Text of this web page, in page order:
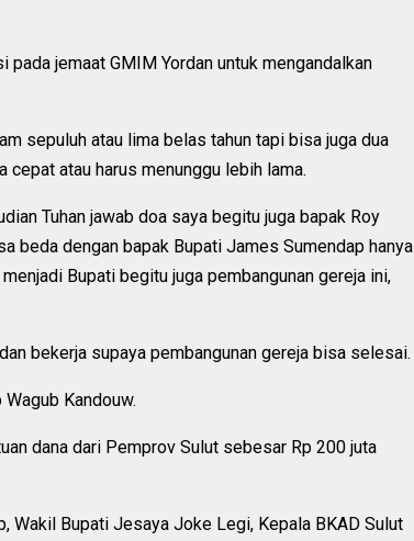
jemaat GMIM Yordan untuk mengandalkan
sepuluh atau lima belas tahun tapi bisa juga dua
cepat atau harus menunggu lebih lama.
Tuhan jawab doa saya begitu juga bapak Roy
beda dengan bapak Bupati James Sumendap hanya
Bupati begitu juga pembangunan gereja ini,
bekerja supaya pembangunan gereja bisa selesai.
Kandouw.
dana dari Pemprov Sulut sebesar Rp 200 juta
Wakil Bupati Jesaya Joke Legi, Kepala BKAD Sulut